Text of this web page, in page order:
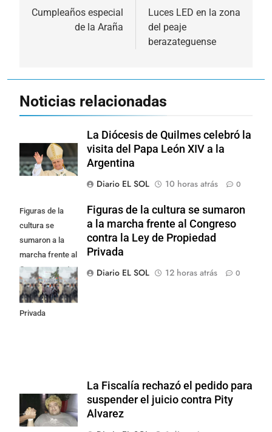
de
Cumpleaños especial
de la Araña
Luces LED en la zona
del peaje
berazateguense
Noticias relacionadas
La Diócesis de Quilmes celebró la
visita del Papa León XIV a la
Argentina
Diario EL SOL
10 horas atrás 0
Figuras de la
cultura se
sumaron a la
marcha frente al
Congreso contra
la Ley de
Propiedad
Privada
Figuras de la cultura se sumaron
a la marcha frente al Congreso
contra la Ley de Propiedad
Privada
Diario EL SOL
12 horas atrás 0
La Fiscalía rechazó el pedido para
suspender el juicio contra Pity
Alvarez